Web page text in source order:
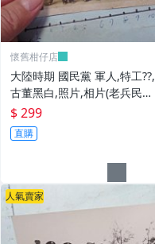
懷舊柑仔店
大陸時期 國民黨 軍人,特工??,
古董黑白,照片,相片(老兵民國3
8年從大陸帶來台灣的) **稀少
品6
$ 299
直購
人氣賣家